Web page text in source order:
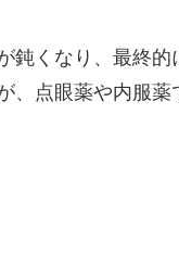
鈍くなり、最終
、点眼薬や内服薬